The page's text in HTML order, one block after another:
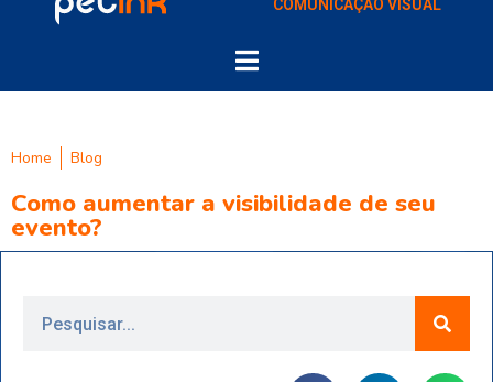
COMUNICAÇÃO VISUAL
Home Blog
Como aumentar a visibilidade de seu
evento?